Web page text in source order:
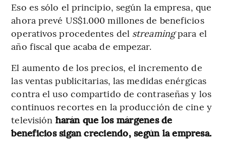
Eso es sólo el principio, según la empresa, que
ahora prevé US$1.000 millones de beneficios
operativos procedentes del streamingpara el
año fiscal que acaba de empezar.
El aumento de los precios, el incremento de
las ventas publicitarias, las medidas enérgicas
contra el uso compartido de contraseñas y los
continuos recortes en la producción de cine y
televisión harán que los márgenes de
beneficios sigan creciendo, según la empresa.